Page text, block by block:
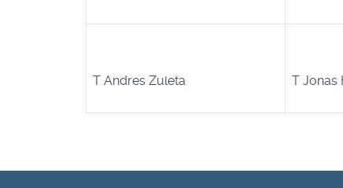
T Andres Zuleta T Jonas